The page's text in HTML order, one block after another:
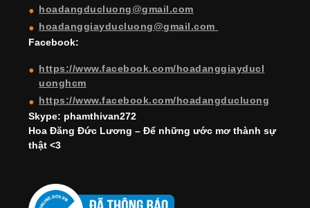
hoadangducluong@gmail.com
hoadanggiayducluong@gmail.com
Facebook:
https://www.facebook.com/hoadanggiayducl
uonghcm
https://www.facebook.com/hoadangducluong
Skype: phamthivan272
Hoa Đăng Đức Lương – Để những ước mơ thành sự
thật <3